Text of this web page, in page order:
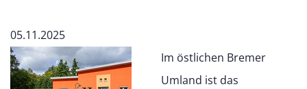
05.11.2025
Im östlichen Bremer
Umland ist das